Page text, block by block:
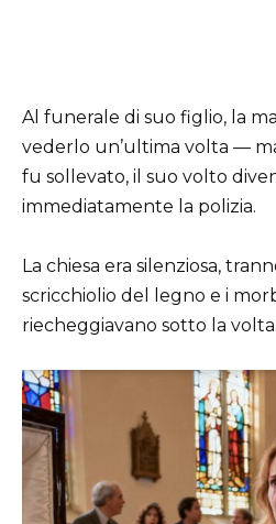
Al funerale di suo figlio, la
vederlo un’ultima volta —
fu sollevato, il suo volto
immediatamente la polizia.
La chiesa era silenziosa,
scricchiolio del legno e i
riecheggiavano sotto la volta.